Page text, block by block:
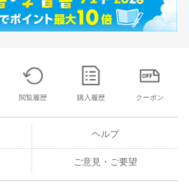
閲覧履歴 購入履歴 クーポン
ヘルプ
ご意見・ご要望